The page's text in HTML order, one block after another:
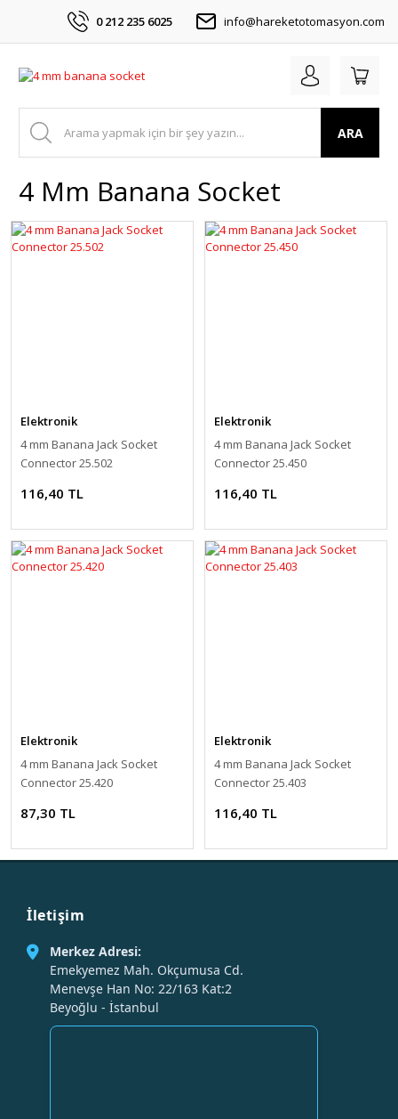
0 212 235 6025 info@hareketotomasyon.com
ARA
4 Mm Banana Socket
Elektronik
4 mm Banana Jack Socket
Connector 25.502
116,40 TL
Elektronik
4 mm Banana Jack Socket
Connector 25.450
116,40 TL
Elektronik
4 mm Banana Jack Socket
Connector 25.420
87,30 TL
Elektronik
4 mm Banana Jack Socket
Connector 25.403
116,40 TL
İletişim
Merkez Adresi:
Emekyemez Mah. Okçumusa Cd.
Menevşe Han No: 22/163 Kat:2
Beyoğlu - İstanbul